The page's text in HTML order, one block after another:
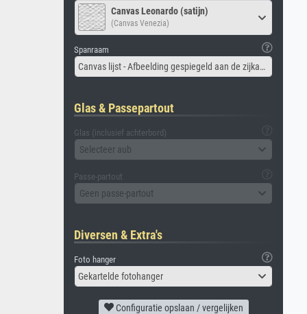
Canvas Leonardo (satijn)
(Canvas Venezia)
Spanraam
Canvas lijst - Afbeelding gespiegeld aan de zijkant
Glas & Passepartout
Glas (inclusief achterbord)
Selecteer aub
Passe-partout
Geen passe-partout
Diversen & Extra's
Foto hanger
Gekartelde fotohanger
Configuratie opslaan / vergelijken